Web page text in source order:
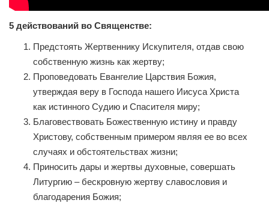
5 действований во Священстве:
Предстоять Жертвеннику Искупителя, отдав свою
собственную жизнь как жертву;
Проповедовать Евангелие Царствия Божия,
утверждая веру в Господа нашего Иисуса Христа
как истинного Судию и Спасителя миру;
Благовествовать Божественную истину и правду
Христову, собственным примером являя ее во всех
случаях и обстоятельствах жизни;
Приносить дары и жертвы духовные, совершать
Литургию – бескровную жертву славословия и
благодарения Божия;